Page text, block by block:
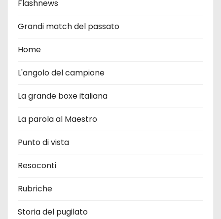
Flashnews
Grandi match del passato
Home
L'angolo del campione
La grande boxe italiana
La parola al Maestro
Punto di vista
Resoconti
Rubriche
Storia del pugilato